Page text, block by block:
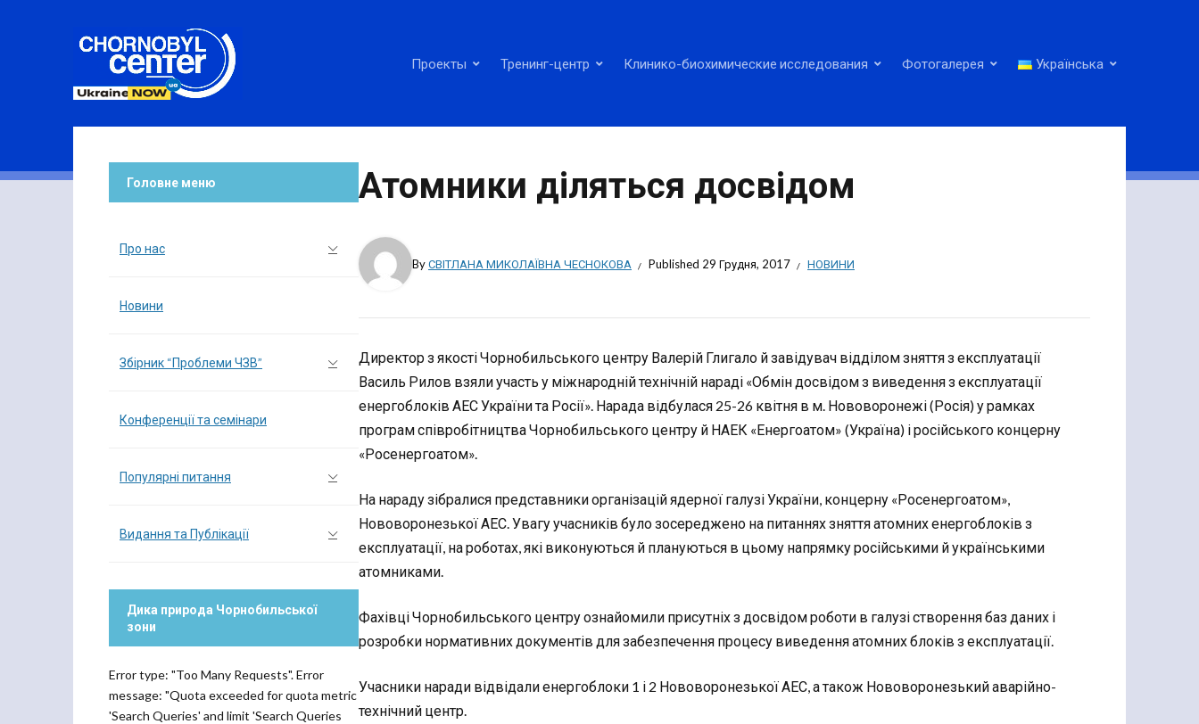
Проекты Тренинг-центр Клинико-биохимические исследования Фотогалерея Українська
Атомники діляться досвідом
ByСВІТЛАНА МИКОЛАЇВНА ЧЕСНОКОВА Published 29 Грудня, 2017 НОВИНИ
Директор з якості Чорнобильського центру Валерій Глигало й завідувач відділом зняття з експлуатації
Василь Рилов взяли участь у міжнародній технічній нараді «Обмін досвідом з виведення з експлуатації
енергоблоків АЕС України та Росії». Нарада відбулася 25-26 квітня в м. Нововоронежі (Росія) у рамках
програм співробітництва Чорнобильського центру й НАЕК «Енергоатом» (Україна) і російського концерну
«Росенергоатом».
На нараду зібралися представники організацій ядерної галузі України, концерну «Росенергоатом»,
Нововоронезької АЕС. Увагу учасників було зосереджено на питаннях зняття атомних енергоблоків з
експлуатації, на роботах, які виконуються й плануються в цьому напрямку російськими й українськими
атомниками.
Фахівці Чорнобильського центру ознайомили присутніх з досвідом роботи в галузі створення баз даних і
розробки нормативних документів для забезпечення процесу виведення атомних блоків з експлуатації.
Учасники наради відвідали енергоблоки 1 і 2 Нововоронезької АЕС, а також Нововоронезький аварійно-
технічний центр.
Головне меню
Про нас
Новини
Збірник “Проблеми ЧЗВ”
Конференції та семінари
Популярні питання
Видання та Публікації
Дика природа Чорнобильської
зони
Error type: "Too Many Requests". Error
message: "Quota exceeded for quota metric
'Search Queries' and limit 'Search Queries